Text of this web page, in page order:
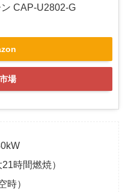
CAP-U2802-G
場
時間燃焼）
時）